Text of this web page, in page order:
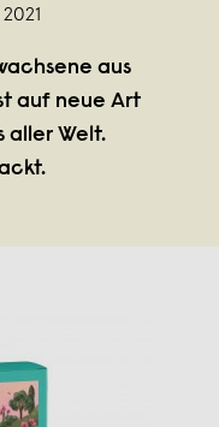
aus
auf neue Art
aller Welt.